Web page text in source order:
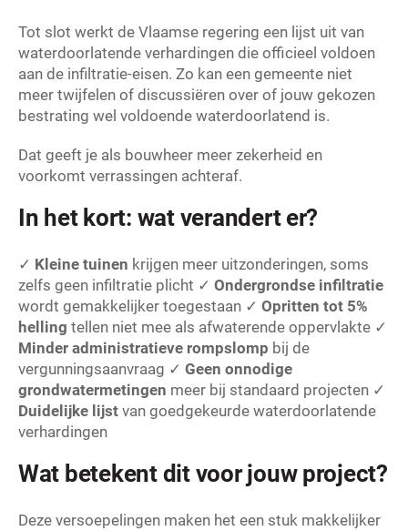
Tot slot werkt de Vlaamse regering een lijst uit van
waterdoorlatende verhardingen die officieel voldoen
aan de infiltratie-eisen. Zo kan een gemeente niet
meer twijfelen of discussiëren over of jouw gekozen
bestrating wel voldoende waterdoorlatend is.
Dat geeft je als bouwheer meer zekerheid en
voorkomt verrassingen achteraf.
In het kort: wat verandert er?
✓ Kleine tuinen krijgen meer uitzonderingen, soms
zelfs geen infiltratie plicht ✓ Ondergrondse infiltratie
wordt gemakkelijker toegestaan ✓ Opritten tot 5%
helling tellen niet mee als afwaterende oppervlakte ✓
Minder administratieve rompslomp bij de
vergunningsaanvraag ✓ Geen onnodige
grondwatermetingen meer bij standaard projecten ✓
Duidelijke lijst van goedgekeurde waterdoorlatende
verhardingen
Wat betekent dit voor jouw project?
Deze versoepelingen maken het een stuk makkelijker